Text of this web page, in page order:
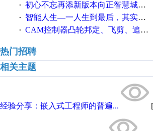
· 初心不忘再添新版本向正智慧城市云展厅3.0版亮相
· 智能人生—一人生到最后，其实拼的都是人品
· CAM控制器凸轮邦定、飞剪、追剪等C功能块
热门招聘
相关主题
经验分享：嵌入式工程师的普遍...